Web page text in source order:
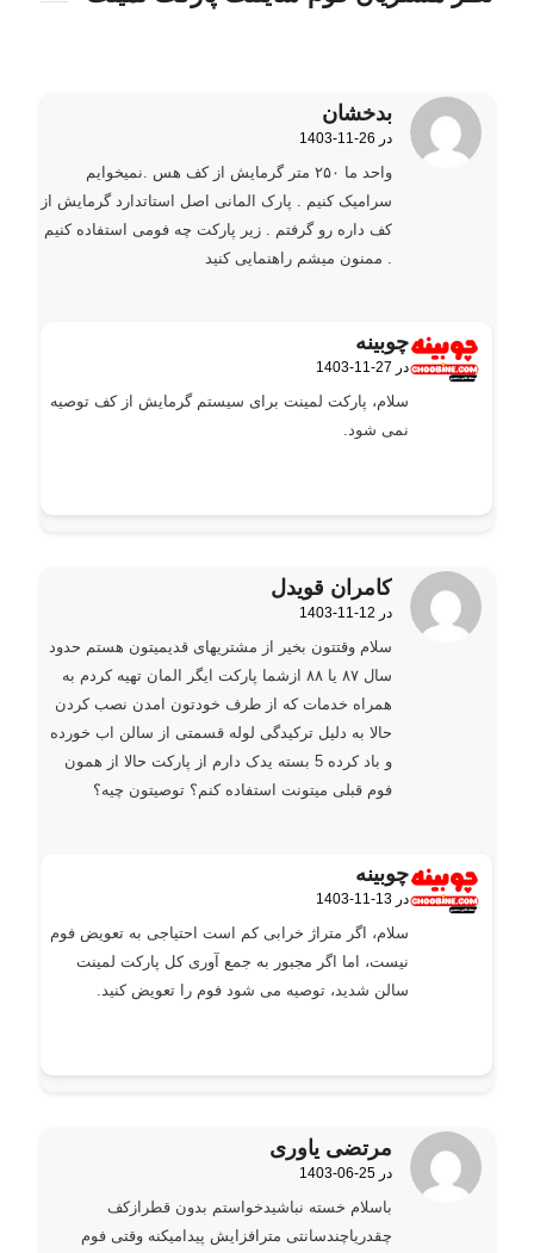
بدخشان
گفته:1403-11-26 در
واحد ما ۲۵۰ متر گرمایش از کف هس .نمیخوایم
سرامیک کنیم . پارک المانی اصل استاتدارد گرمایش از
کف داره رو گرفتم . زیر پارکت چه فومی استفاده کنیم
. ممنون میشم راهنمایی کنید
چوبینه
گفته:1403-11-27 در
سلام، پارکت لمینت برای سیستم گرمایش از کف توصیه
نمی شود.
کامران قویدل
گفته:1403-11-12 در
سلام وقتتون بخیر از مشتریهای قدیمیتون هستم حدود
سال ۸۷ یا ۸۸ ازشما پارکت ایگر المان تهیه کردم به
همراه خدمات که از طرف خودتون امدن نصب کردن
حالا به دلیل ترکیدگی لوله قسمتی از سالن اب خورده
و باد کرده 5 بسته یدک دارم از پارکت حالا از همون
فوم قبلی میتونت استفاده کنم؟ توصیتون چیه؟
چوبینه
گفته:1403-11-13 در
سلام، اگر متراژ خرابی کم است احتیاجی به تعویض فوم
نیست، اما اگر مجبور به جمع آوری کل پارکت لمینت
سالن شدید، توصیه می شود فوم را تعویض کنید.
مرتضی یاوری
گفته:1403-06-25 در
باسلام خسته نباشیدخواستم بدون قطرازکف
چقدریاچندسانتی مترافزایش پیدامیکنه وقتی فوم